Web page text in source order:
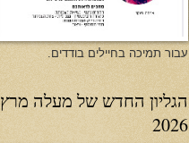
עבור תמיכה בחיילים בודדים.
הגליון החדש של מעלה מרץ
2026